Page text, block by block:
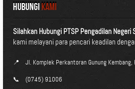
HUBUNGIKAMI
Silahkan Hubungi PTSP Pengadilan Negeri
kami melayani para pencari keadilan
📍
Jl. Komplek Perkantoran Gunung
📞
(0745) 91006